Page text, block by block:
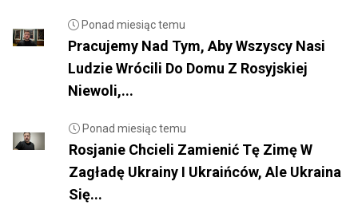
Ponad miesiąc temu
Pracujemy Nad Tym, Aby Wszyscy Nasi
Ludzie Wrócili Do Domu Z Rosyjskiej
Niewoli,...
Ponad miesiąc temu
Rosjanie Chcieli Zamienić Tę Zimę W
Zagładę Ukrainy I Ukraińców, Ale Ukraina
Się...